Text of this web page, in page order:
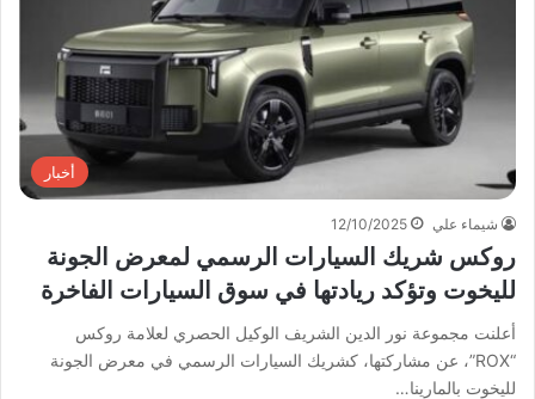
أخبار
شيماء علي 12/10/2025
روكس شريك السيارات الرسمي لمعرض الجونة
لليخوت وتؤكد ريادتها في سوق السيارات الفاخرة
أعلنت مجموعة نور الدين الشريف الوكيل الحصري لعلامة روكس
“ROX”، عن مشاركتها، كشريك السيارات الرسمي في معرض الجونة
لليخوت بالمارينا…